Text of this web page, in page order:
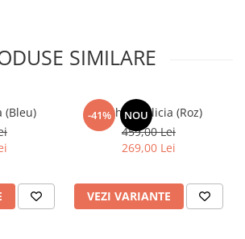
SIMILARE
(Bleu)
-41% NOU
Rochita Felicia (Roz)
459,00 Lei
269,00 Lei
VEZI VARIANTE